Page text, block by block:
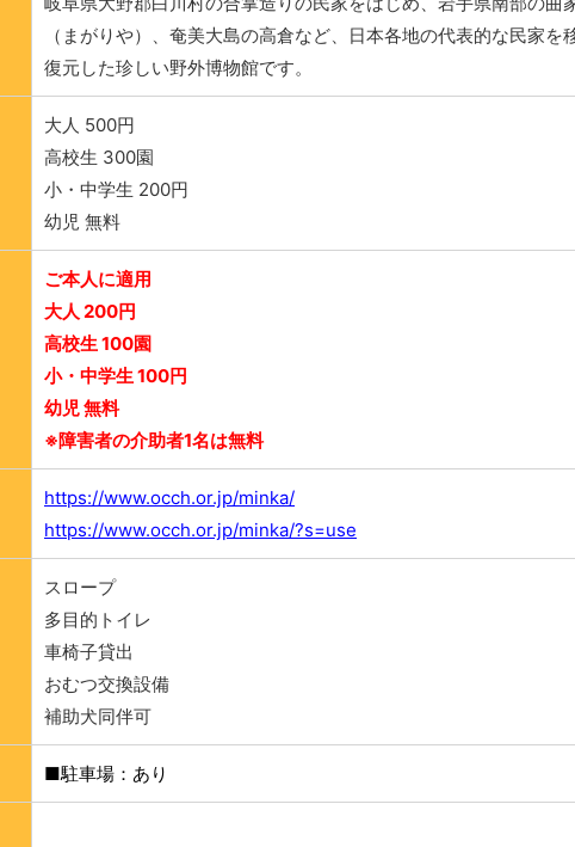
（まがりや）、奄美大島の高倉など、日本各地の代表的な民家を
復元した珍しい野外博物館です。
大人 500円
高校生 300園
小・中学生 200円
幼児 無料
ご本人に適用
大人 200円
高校生 100園
小・中学生 100円
幼児 無料
※障害者の介助者1名は無料
https://www.occh.or.jp/minka/
https://www.occh.or.jp/minka/?s=use
スロープ
多目的トイレ
車椅子貸出
おむつ交換設備
補助犬同伴可
■駐車場：あり